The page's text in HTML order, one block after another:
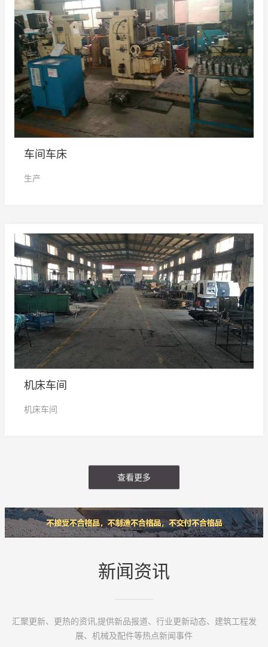
车间车床
生产
机床车间
机床车间
查看更多
新闻资讯
汇聚更新、更热的资讯,提供新品报道、行业更新动态、建筑工程发
展、机械及配件等热点新闻事件